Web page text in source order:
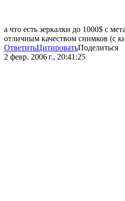
а что есть зеркалки до 1000$ с
отличным качеством снимков (с
ОтветитьЦитироватьПоделиться
2 февр. 2006 г., 20:41:25